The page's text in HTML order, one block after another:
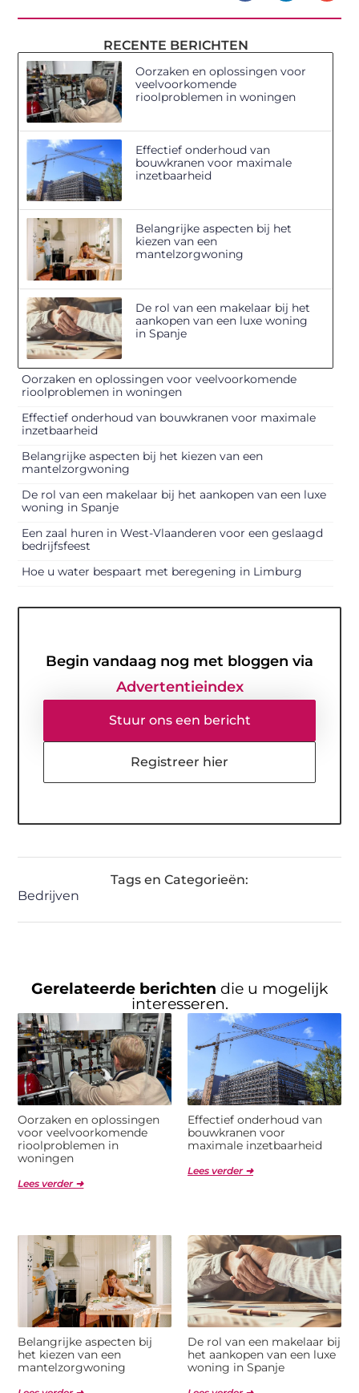
RECENTE BERICHTEN
Oorzaken en oplossingen voor
veelvoorkomende
rioolproblemen in woningen
Effectief onderhoud van
bouwkranen voor maximale
inzetbaarheid
Belangrijke aspecten bij het
kiezen van een
mantelzorgwoning
De rol van een makelaar bij het
aankopen van een luxe woning
in Spanje
Oorzaken en oplossingen voor veelvoorkomende
rioolproblemen in woningen
Effectief onderhoud van bouwkranen voor maximale
inzetbaarheid
Belangrijke aspecten bij het kiezen van een
mantelzorgwoning
De rol van een makelaar bij het aankopen van een luxe
woning in Spanje
Een zaal huren in West-Vlaanderen voor een geslaagd
bedrijfsfeest
Hoe u water bespaart met beregening in Limburg
Begin vandaag nog met bloggen via
Advertentieindex
Stuur ons een bericht
Registreer hier
Tags en Categorieën:
Bedrijven
Gerelateerde berichten die u mogelijk
interesseren.
Oorzaken en oplossingen
voor veelvoorkomende
rioolproblemen in
woningen
Lees verder ➜
Effectief onderhoud van
bouwkranen voor
maximale inzetbaarheid
Lees verder ➜
Belangrijke aspecten bij
het kiezen van een
mantelzorgwoning
De rol van een makelaar bij
het aankopen van een luxe
woning in Spanje